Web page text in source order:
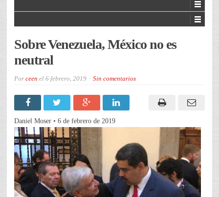
Sobre Venezuela, México no es
neutral
Por ceen el 6 febrero, 2019 Sin comentarios
Daniel Moser • 6 de febrero de 2019